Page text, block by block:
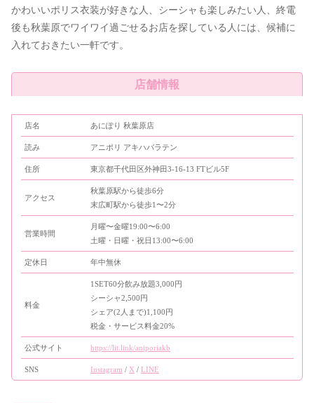
かわいいポリス衣装が好きな人、シーシャも楽しみたい人、終電
後も秋葉原でワイワイ過ごせるお店を探している人には、候補に
入れておきたい一軒です。
店舗情報
店名 あにぽり 秋葉原店
読み アニポリ アキハバラテン
住所 東京都千代田区外神田3-16-13 FTビル5F
アクセス
秋葉原駅から徒歩6分
末広町駅から徒歩1〜2分
営業時間
月曜〜金曜19:00〜6:00
土曜・日曜・祝日13:00〜6:00
定休日 年中無休
料金
1SET60分飲み放題3,000円
シーシャ2,500円
シェア(2人まで)1,100円
税金・サービス料金20%
公式サイト https://lit.link/aniporiakb
SNS Instagram / X /LINE